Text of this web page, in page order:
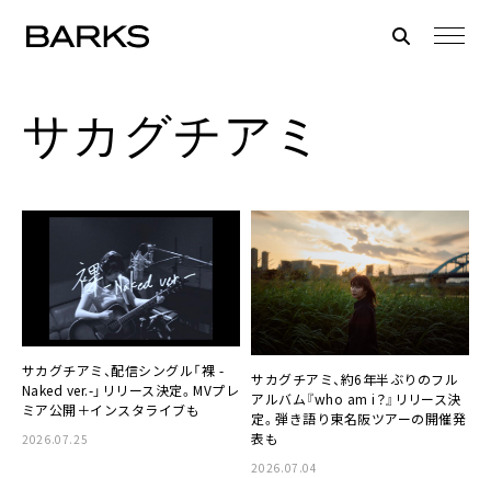
サカグチアミ
サカグチアミ、配信シングル「裸 -
Naked ver.-」リリース決定。MVプレ
ミア公開＋インスタライブも
2026.07.25
サカグチアミ、約6年半ぶりのフル
アルバム『who am i？』リリース決
定。弾き語り東名阪ツアーの開催発
表も
2026.07.04